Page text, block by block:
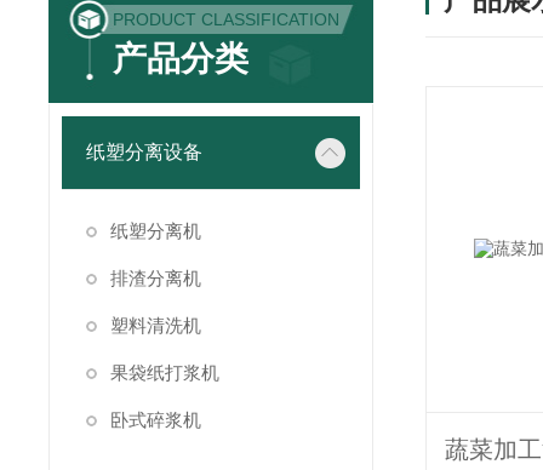
PRODUCT CLASSIFICATION
产品分类
纸塑分离设备
纸塑分离机
排渣分离机
塑料清洗机
果袋纸打浆机
卧式碎浆机